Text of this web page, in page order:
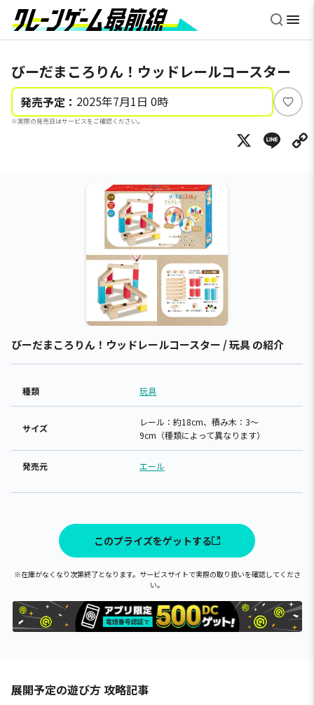
びーだまころりん！ウッドレールコースター
発売予定： 2025年7月1日 0時
※実際の発売日はサービスをご確認ください。
い
ね
X
びーだまころりん！ウッドレールコースター / 玩具 の紹介
種類 玩具
サイズ
レール：約18cm、積み木：3～
9cm（種類によって異なります）
発売元 エール
このプライズをゲットする
※在庫がなくなり次第終了となります。サービスサイトで実際の取り扱いを確認してくださ
い。
展開予定の遊び方 攻略記事